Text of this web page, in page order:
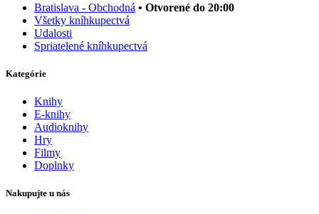
Bratislava - Obchodná • Otvorené do 20:00
Všetky kníhkupectvá
Udalosti
Spriatelené kníhkupectvá
Kategórie
Knihy
E-knihy
Audioknihy
Hry
Filmy
Doplnky
Nakupujte u nás